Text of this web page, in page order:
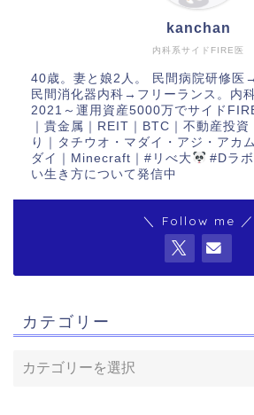
内科系サイドFIRE医
kanchan
40歳。妻と娘2人。 民間病院研修
民間消化器内科→フリーランス。内
2021～運用資産5000万でサイド
｜貴金属｜REIT｜BTC｜不動産投
り｜タチウオ・マダイ・アジ・アカ
ダイ｜Minecraft｜#リべ大
#Dラ
い生き方について発信中
＼ Follow me ／
カテゴリー